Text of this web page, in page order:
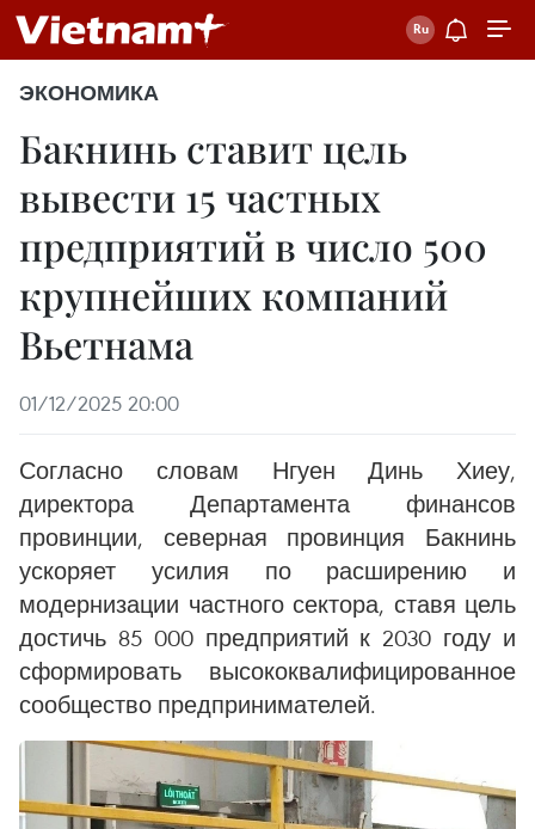
ЭКОНОМИКА
Бакнинь ставит цель
вывести 15 частных
предприятий в число 500
крупнейших компаний
Вьетнама
01/12/2025 20:00
Согласно словам Нгуен Динь Хиеу,
директора Департамента финансов
провинции, северная провинция Бакнинь
ускоряет усилия по расширению и
модернизации частного сектора, ставя цель
достичь 85 000 предприятий к 2030 году и
сформировать высококвалифицированное
сообщество предпринимателей.